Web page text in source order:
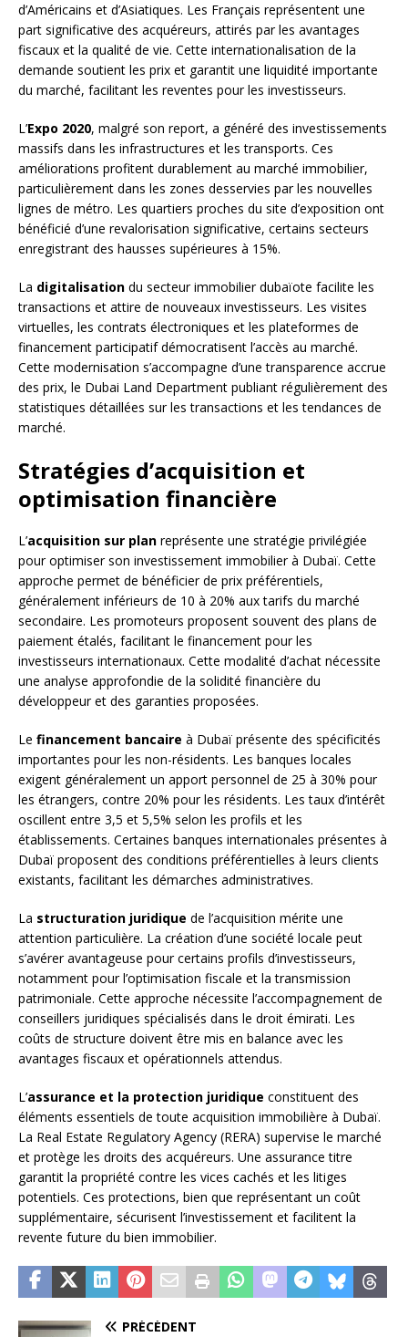
d’Américains et d’Asiatiques. Les Français représentent une
part significative des acquéreurs, attirés par les avantages
fiscaux et la qualité de vie. Cette internationalisation de la
demande soutient les prix et garantit une liquidité importante
du marché, facilitant les reventes pour les investisseurs.
L’Expo 2020, malgré son report, a généré des investissements
massifs dans les infrastructures et les transports. Ces
améliorations profitent durablement au marché immobilier,
particulièrement dans les zones desservies par les nouvelles
lignes de métro. Les quartiers proches du site d’exposition ont
bénéficié d’une revalorisation significative, certains secteurs
enregistrant des hausses supérieures à 15%.
La digitalisation du secteur immobilier dubaïote facilite les
transactions et attire de nouveaux investisseurs. Les visites
virtuelles, les contrats électroniques et les plateformes de
financement participatif démocratisent l’accès au marché.
Cette modernisation s’accompagne d’une transparence accrue
des prix, le Dubai Land Department publiant régulièrement des
statistiques détaillées sur les transactions et les tendances de
marché.
Stratégies d’acquisition et
optimisation financière
L’acquisition sur plan représente une stratégie privilégiée
pour optimiser son investissement immobilier à Dubaï. Cette
approche permet de bénéficier de prix préférentiels,
généralement inférieurs de 10 à 20% aux tarifs du marché
secondaire. Les promoteurs proposent souvent des plans de
paiement étalés, facilitant le financement pour les
investisseurs internationaux. Cette modalité d’achat nécessite
une analyse approfondie de la solidité financière du
développeur et des garanties proposées.
Le financement bancaire à Dubaï présente des spécificités
importantes pour les non-résidents. Les banques locales
exigent généralement un apport personnel de 25 à 30% pour
les étrangers, contre 20% pour les résidents. Les taux d’intérêt
oscillent entre 3,5 et 5,5% selon les profils et les
établissements. Certaines banques internationales présentes à
Dubaï proposent des conditions préférentielles à leurs clients
existants, facilitant les démarches administratives.
La structuration juridique de l’acquisition mérite une
attention particulière. La création d’une société locale peut
s’avérer avantageuse pour certains profils d’investisseurs,
notamment pour l’optimisation fiscale et la transmission
patrimoniale. Cette approche nécessite l’accompagnement de
conseillers juridiques spécialisés dans le droit émirati. Les
coûts de structure doivent être mis en balance avec les
avantages fiscaux et opérationnels attendus.
L’assurance et la protection juridique constituent des
éléments essentiels de toute acquisition immobilière à Dubaï.
La Real Estate Regulatory Agency (RERA) supervise le marché
et protège les droits des acquéreurs. Une assurance titre
garantit la propriété contre les vices cachés et les litiges
potentiels. Ces protections, bien que représentant un coût
supplémentaire, sécurisent l’investissement et facilitent la
revente future du bien immobilier.
PRÉCÉDENT